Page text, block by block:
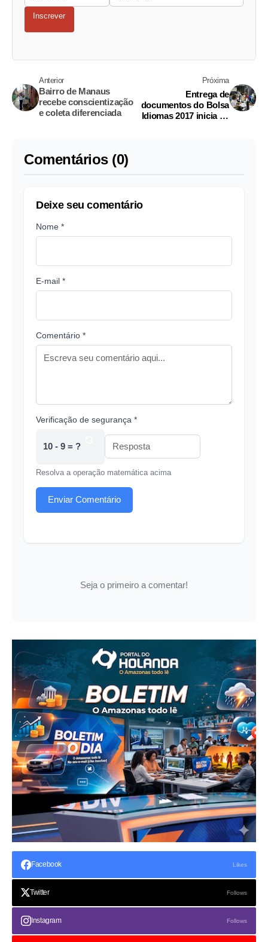
Inscrever
Anterior
Bairro de Manaus
recebe conscientização
e coleta diferenciada
Próxima
Entrega de
documentos do Bolsa
Idiomas 2017 inicia na
Comentários (0)
Deixe seu comentário
Nome *
E-mail *
Comentário *
Verificação de segurança *
10 - 9 = ?
Resolva a operação matemática acima
Enviar Comentário
Seja o primeiro a comentar!
Facebook Likes
Twitter Follows
Instagram Follows